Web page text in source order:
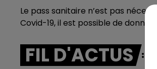
15h00 - 19h00
LE CLUB
Le pass sanitaire n’est pas
Covid-19, il est possible de donner
FIL D'ACTUS